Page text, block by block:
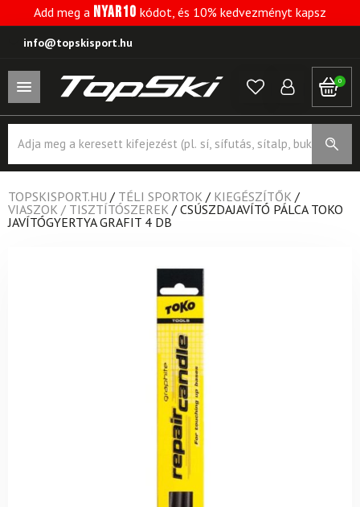
Add meg a NYAR10 kódot, és 10% kedvezményt kapsz
info@topskisport.hu
0
search
TOPSKISPORT.HU / TÉLI SPORTOK / KIEGÉSZÍTŐK /
VIASZOK / TISZTÍTÓSZEREK / CSÚSZDAJAVÍTÓ PÁLCA TOKO
JAVÍTÓGYERTYA GRAFIT 4 DB